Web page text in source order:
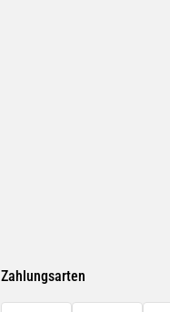
Zahlungsarten